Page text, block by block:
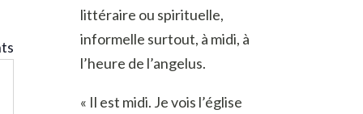
littéraire ou spirituelle,
informelle surtout, à midi, à
l’heure de l’angelus.
« Il est midi. Je vois l’église